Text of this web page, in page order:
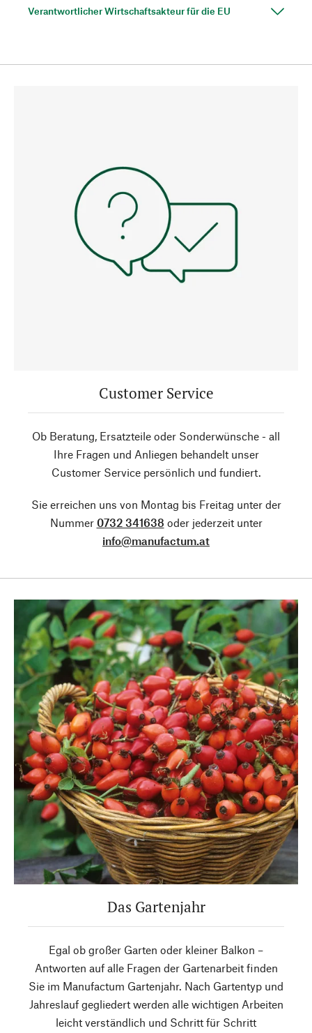
Verantwortlicher Wirtschaftsakteur für die EU
Customer Service
Ob Beratung, Ersatzteile oder Sonderwünsche - all
Ihre Fragen und Anliegen behandelt unser
Customer Service persönlich und fundiert.
Sie erreichen uns von Montag bis Freitag unter der
Nummer 0732 341638 oder jederzeit unter
info@manufactum.at
Das Gartenjahr
Egal ob großer Garten oder kleiner Balkon –
Antworten auf alle Fragen der Gartenarbeit finden
Sie im Manufactum Gartenjahr. Nach Gartentyp und
Jahreslauf gegliedert werden alle wichtigen Arbeiten
leicht verständlich und Schritt für Schritt